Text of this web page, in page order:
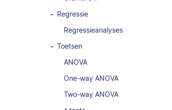
Regressie
Regressieanalyses
Toetsen
ANOVA
One-way ANOVA
Two-way ANOVA